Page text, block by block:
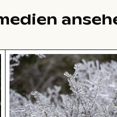
Gefrorene Zweige mit